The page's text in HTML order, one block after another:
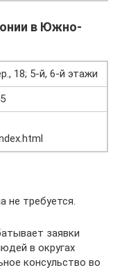
в Южно-
18; 5-й, 6-й этажи
не требуется.
заявки
в округах
консульство во